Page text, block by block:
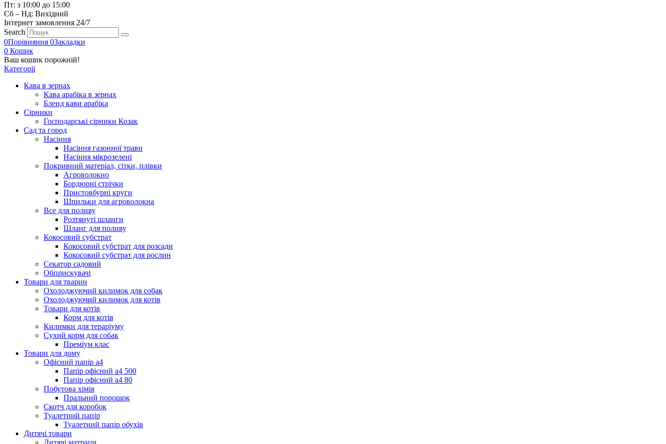
Пт: з 10:00 до 15:00
Сб – Нд: Вихідний
Інтернет замовлення 24/7
Search
0Порівняння 0Закладки
0 Кошик
Ваш кошик порожній!
Категорії
Кава в зернах
Кава арабіка в зернах
Бленд кави арабіка
Сірники
Господарські сірники Козак
Сад та город
Насіння
Насіння газонної трави
Насіння мікрозелені
Покривний матеріал, сітки, плівки
Агроволокно
Бордюрні стрічки
Пристовбурні круги
Шпильки для агроволокна
Все для поливу
Розтянуті шланги
Шланг для поливу
Кокосовий субстрат
Кокосовий субстрат для розсади
Кокосовий субстрат для рослин
Секатор садовий
Обприскувачі
Товари для тварин
Охолоджуючий килимок для собак
Охолоджуючий килимок для котів
Товари для котів
Корм для котів
Килимки для тераріуму
Сухий корм для собак
Преміум клас
Товари для дому
Офісний папір а4
Папір офісний а4 500
Папір офісний а4 80
Побутова хімія
Пральний порошок
Скотч для коробок
Туалетний папір
Туалетний папір обухів
Дитячі товари
Дитячі матраци